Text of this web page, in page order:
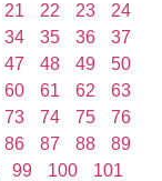
21 22 23
24
34 35 36
37
47 48 49
50
60 61 62
63
73 74 75
76
86 87 88
89
99 100
101